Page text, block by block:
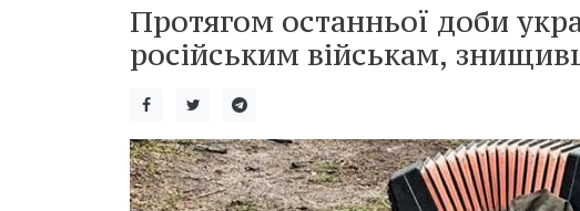
Протягом останньої доби
російським військам,